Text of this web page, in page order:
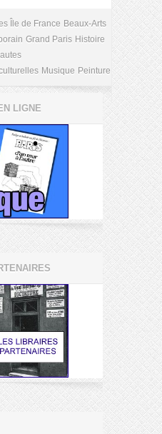
Île de France Beaux-Arts
Grand Paris Histoire
Musique Peinture
LIGNE